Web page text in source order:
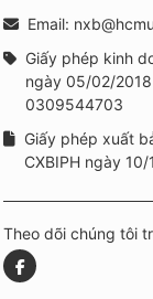
Email:
Giấy phép kinh
ngày 05/02/
0309544703
Giấy phép xuất
CXBIPH ngày
Theo dõi chúng tôi